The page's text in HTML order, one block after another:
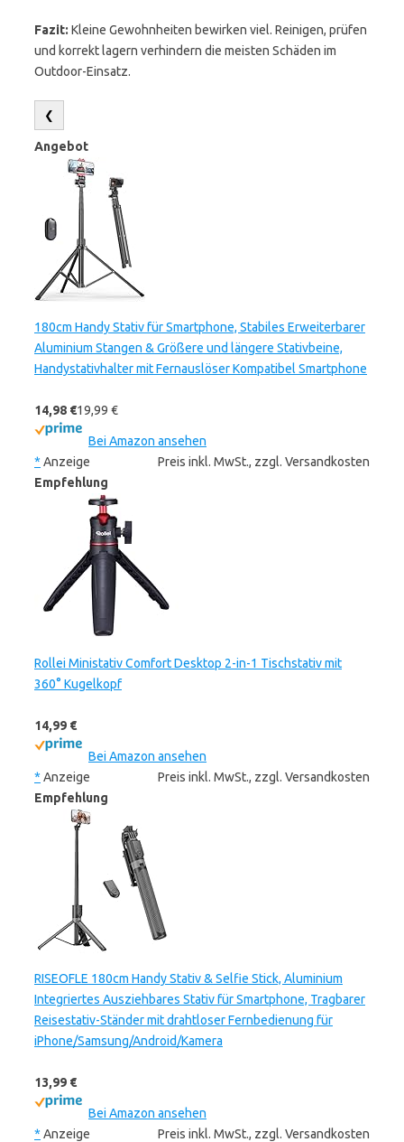
Fazit: Kleine Gewohnheiten bewirken viel. Reinigen, prüfen
und korrekt lagern verhindern die meisten Schäden im
Outdoor-Einsatz.
❮
Angebot
180cm Handy Stativ für Smartphone, Stabiles Erweiterbarer
Aluminium Stangen & Größere und längere Stativbeine,
Handystativhalter mit Fernauslöser Kompatibel Smartphone
14,98 €19,99 €
Bei Amazon ansehen
* Anzeige
Preis inkl. MwSt., zzgl. Versandkosten
Empfehlung
Rollei Ministativ Comfort Desktop 2-in-1 Tischstativ mit
360° Kugelkopf
14,99 €
Bei Amazon ansehen
* Anzeige
Preis inkl. MwSt., zzgl. Versandkosten
Empfehlung
RISEOFLE 180cm Handy Stativ & Selfie Stick, Aluminium
Integriertes Ausziehbares Stativ für Smartphone, Tragbarer
Reisestativ-Ständer mit drahtloser Fernbedienung für
iPhone/Samsung/Android/Kamera
13,99 €
Bei Amazon ansehen
* Anzeige
Preis inkl. MwSt., zzgl. Versandkosten